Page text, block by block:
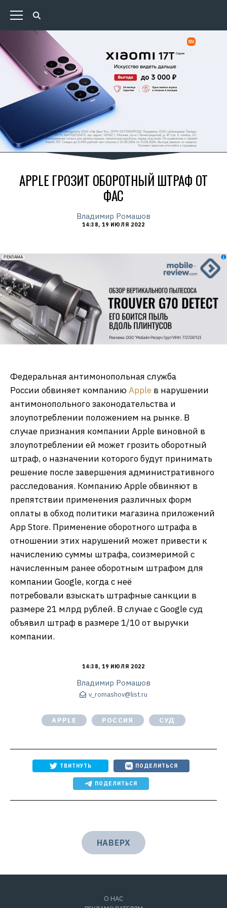
APPLE ГРОЗИТ ОБОРОТНЫЙ ШТРАФ ОТ
ФАС
Владимир Ромашов
14:38, 19 ИЮЛЯ 2022
erid: 2VfnxxmNzs5
РЕКЛАМА
Федеральная антимонопольная служба
России обвиняет компаниюApple в нарушении
антимонопольного законодательства и
злоупотреблении положением на рынке. В
случае признания компании Apple виновной в
злоупотреблении ей может грозить оборотный
штраф, о назначении которого будут принимать
решение после завершения административного
расследования. Компанию Apple обвиняют в
препятствии применения различных форм
оплаты в обход политики магазина приложений
App Store. Применение оборотного штрафа в
отношении этих нарушений может привести к
начислению суммы штрафа, соизмеримой с
начисленным ранее оборотным штрафом для
компании Google, когда с неё
потребовали взыскать штрафные санкции в
размере 21 млрд рублей. В случае с Google суд
объявил штраф в размере 1/10 от выручки
компании.
14:38, 19 ИЮЛЯ 2022
Владимир Ромашов
v_romashov@list.ru
APPLE РОССИЯ СУД
ТВИТНУТЬ ПОДЕЛИТЬСЯ
ПОДЕЛИТЬСЯ
НАВЕРХ
О НАС